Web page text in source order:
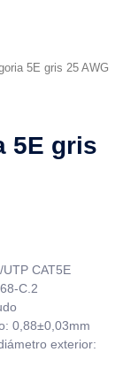
5E gris 25 AWG
5E gris
CAT5E
C.2
0,88±0,03mm
exterior: